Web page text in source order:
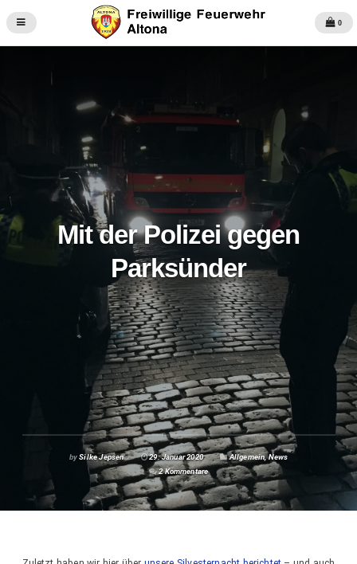
0
Mit der Polizei gegen
Parksünder
bySilke Jepsen 29. Januar 2020 Allgemein,News
2 Kommentare